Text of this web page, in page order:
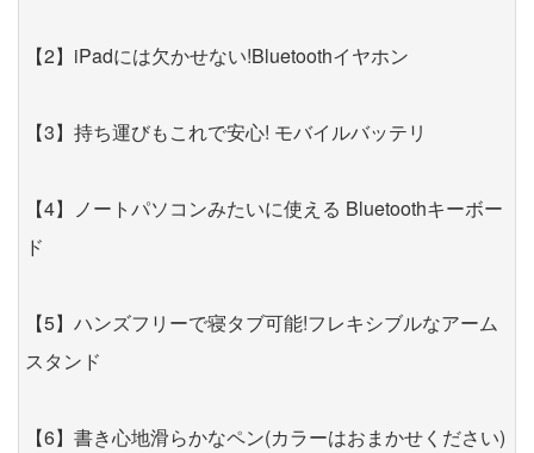
【2】iPadには欠かせない!Bluetoothイヤホン
【3】持ち運びもこれで安心! モバイルバッテリ
【4】ノートパソコンみたいに使える Bluetoothキーボー
ド
【5】ハンズフリーで寝タブ可能!フレキシブルなアーム
スタンド
【6】書き心地滑らかなペン(カラーはおまかせください)